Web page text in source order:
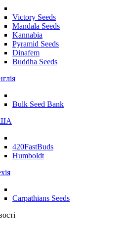
Victory Seeds
Mandala Seeds
Kannabia
Pyramid Seeds
Dinafem
Buddha Seeds
Bulk Seed Bank
420FastBuds
Humboldt
Carpathians Seeds